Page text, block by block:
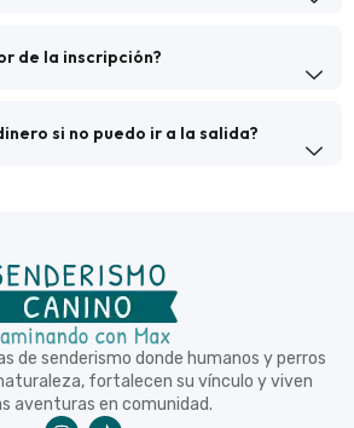
de la inscripción?
si no puedo ir a la salida?
de senderismo donde humanos y perros
fortalecen su vínculo y viven
aventuras en comunidad.